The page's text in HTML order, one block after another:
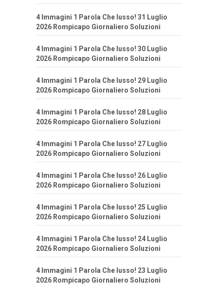
4 Immagini 1 Parola Che lusso! 31 Luglio
2026 Rompicapo Giornaliero Soluzioni
4 Immagini 1 Parola Che lusso! 30 Luglio
2026 Rompicapo Giornaliero Soluzioni
4 Immagini 1 Parola Che lusso! 29 Luglio
2026 Rompicapo Giornaliero Soluzioni
4 Immagini 1 Parola Che lusso! 28 Luglio
2026 Rompicapo Giornaliero Soluzioni
4 Immagini 1 Parola Che lusso! 27 Luglio
2026 Rompicapo Giornaliero Soluzioni
4 Immagini 1 Parola Che lusso! 26 Luglio
2026 Rompicapo Giornaliero Soluzioni
4 Immagini 1 Parola Che lusso! 25 Luglio
2026 Rompicapo Giornaliero Soluzioni
4 Immagini 1 Parola Che lusso! 24 Luglio
2026 Rompicapo Giornaliero Soluzioni
4 Immagini 1 Parola Che lusso! 23 Luglio
2026 Rompicapo Giornaliero Soluzioni